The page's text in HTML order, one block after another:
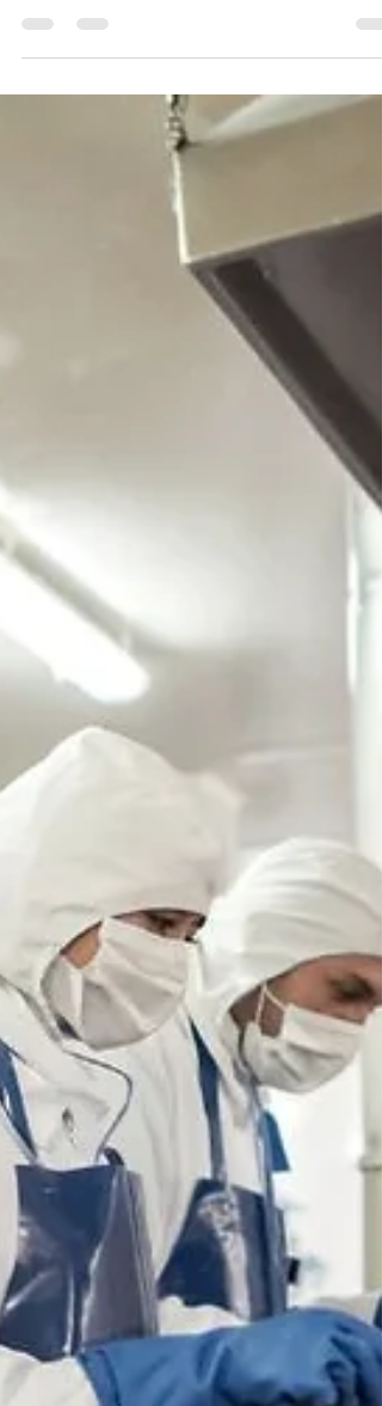
Competir en entornos volátiles requiere que las
realizar una planificación estratégica anual. La
planificación de escenarios "qué pasaría si" es
clave, ya que reconoce que las condiciones del
mercado siempre cambian. Mediante análisis
datos, simulaciones y un enfoque disciplinado,
esta herramienta permite a los líderes evaluar
alternativas estratégicas y operativas para